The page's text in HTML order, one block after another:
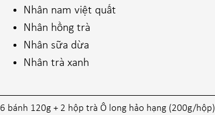
Nhân nam việt quất
Nhân hồng trà
Nhân sữa dừa
Nhân trà xanh
6 bánh 120g + 2 hộp trà Ô long hảo hạng (200g/hộp)